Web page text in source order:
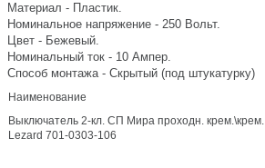
Материал - Пластик.
Номинальное напряжение - 250 Вольт.
Цвет - Бежевый.
Номинальный ток - 10 Ампер.
Способ монтажа - Скрытый (под штукатурку)
Наименование
Выключатель 2-кл. СП Мира проходн. крем.\крем.
Lezard 701-0303-106